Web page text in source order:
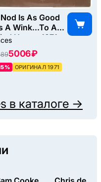
Is As Good
A Wink...To A
Horse, 1971
5006 ₽
ОРИГИНАЛ 1971
в каталоге →